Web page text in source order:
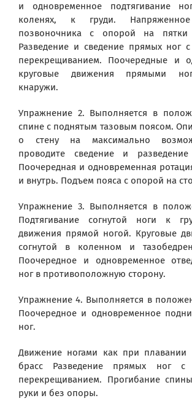
и одновременное подтягивание
коленях, к груди.
позвоночника с опорой на
Разведение и сведение прямых ног
перекрещиванием. Поочередные и
круговые движения прямыми
кнаружи.
Упражнение 2. Выполняется в
спине с поднятым тазовым поясом.
о стену на максимально
проводите сведение и
Поочередная и одновременная
и внутрь. Подъем пояса с опорой на
Упражнение 3. Выполняется в
Подтягивание согнутой ноги к
движения прямой ногой. Круговые
согнутой в коленном и
Поочередное и одновременное
ног в противоположную сторону.
Упражнение 4. Выполняется в
Поочередное и одновременное
ног.
Движение ногами как при плавании
брасс Разведение прямых ног с
перекрещиванием. Прогибание
руки и без опоры.